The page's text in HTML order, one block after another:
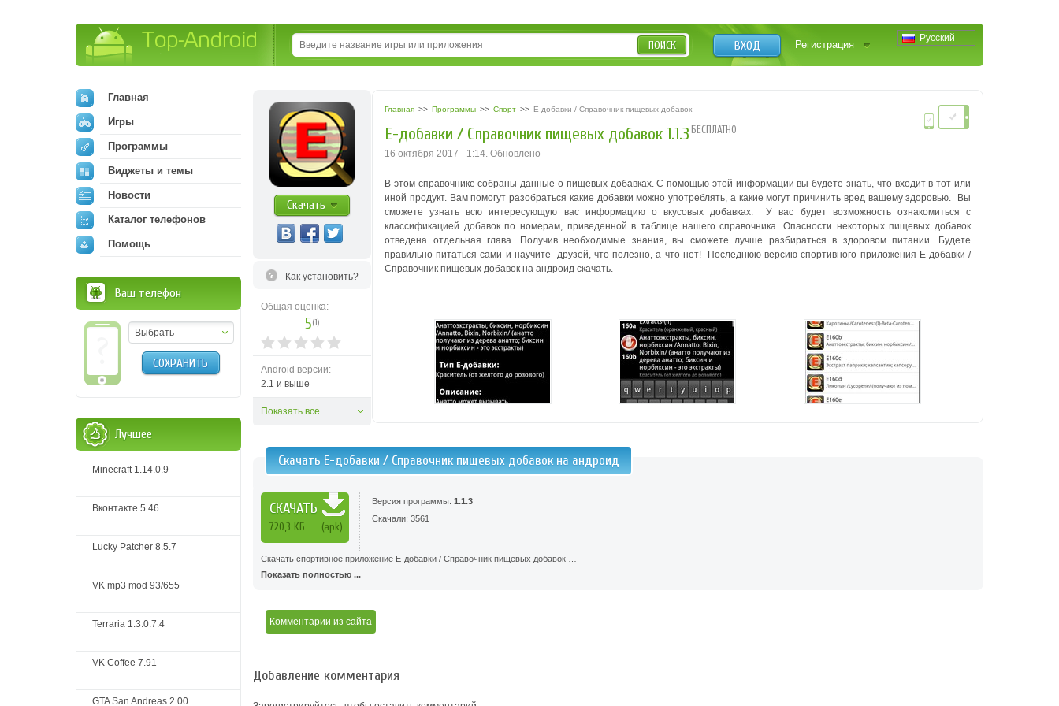
Русский
ВХОД Регистрация
ПОИСК
Скачать
Как установить?
Общая оценка:
5(1)
Android версии:
2.1 и выше
Показать все
Главная >> Программы >> Спорт >> Е-добавки / Справочник пищевых добавок
Е-добавки / Справочник пищевых добавок 1.1.3 БЕСПЛАТНО
16 октября 2017 - 1:14. Обновлено
В этом справочнике собраны данные о пищевых добавках. С помощью этой информации вы будете знать, что входит в тот или
иной продукт. Вам помогут разобраться какие добавки можно употреблять, а какие могут причинить вред вашему здоровью. Вы
сможете узнать всю интересующую вас информацию о вкусовых добавках. У вас будет возможность ознакомиться с
классификацией добавок по номерам, приведенной в таблице нашего справочника. Опасности некоторых пищевых добавок
отведена отдельная глава. Получив необходимые знания, вы сможете лучше разбираться в здоровом питании. Будете
правильно питаться сами и научите друзей, что полезно, а что нет! Последнюю версию спортивного приложения Е-добавки /
Справочник пищевых добавок на андроид скачать.
Скачать Е-добавки / Справочник пищевых добавок на андроид
СКАЧАТЬ
720,3 KБ (apk)
Версия программы: 1.1.3
Скачали: 3561
Скачать спортивное приложение Е-добавки / Справочник пищевых добавок …
Показать полностью ...
Комментарии из сайта
Добавление комментария
Главная
Игры
Программы
Виджеты и темы
Новости
Каталог телефонов
Помощь
Ваш телефон
Выбрать
СОХРАНИТЬ
Лучшее
Minecraft 1.14.0.9
Вконтакте 5.46
Lucky Patcher 8.5.7
VK mp3 mod 93/655
Terraria 1.3.0.7.4
VK Coffee 7.91
GTA San Andreas 2.00